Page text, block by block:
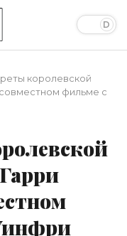
королевской
фильме с